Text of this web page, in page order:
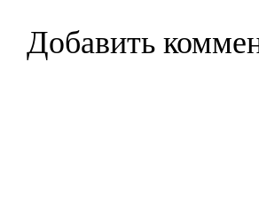
Добавить